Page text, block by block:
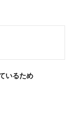
いるため